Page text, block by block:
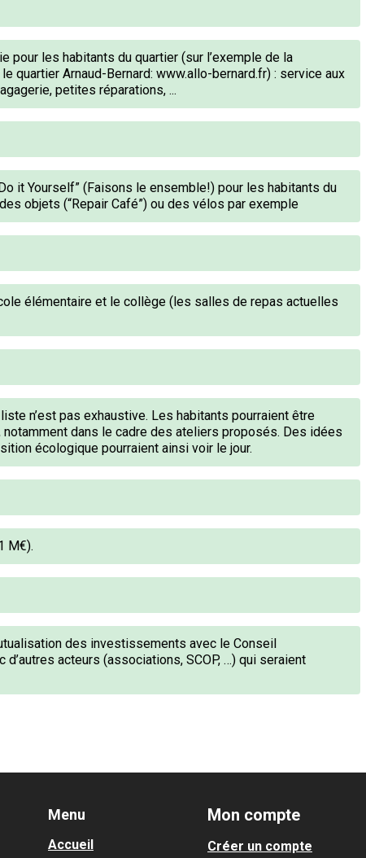
pour les habitants du quartier (sur l’exemple de la
le quartier Arnaud-Bernard: www.allo-bernard.fr) : service aux
petites réparations, ...
it Yourself” (Faisons le ensemble!) pour les habitants du
objets (“Repair Café”) ou des vélos par exemple
élémentaire et le collège (les salles de repas actuelles
n’est pas exhaustive. Les habitants pourraient être
dans le cadre des ateliers proposés. Des idées
écologique pourraient ainsi voir le jour.
M€).
des investissements avec le Conseil
acteurs (associations, SCOP, …) qui seraient
Menu
Accueil
Mon compte
Créer un compte